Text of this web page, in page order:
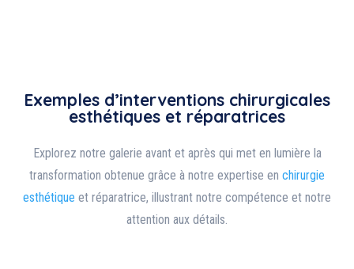
Exemples d’interventions chirurgicales
esthétiques et réparatrices
Explorez notre galerie avant et après qui met en lumière la
transformation obtenue grâce à notre expertise en chirurgie
esthétique et réparatrice, illustrant notre compétence et notre
attention aux détails.